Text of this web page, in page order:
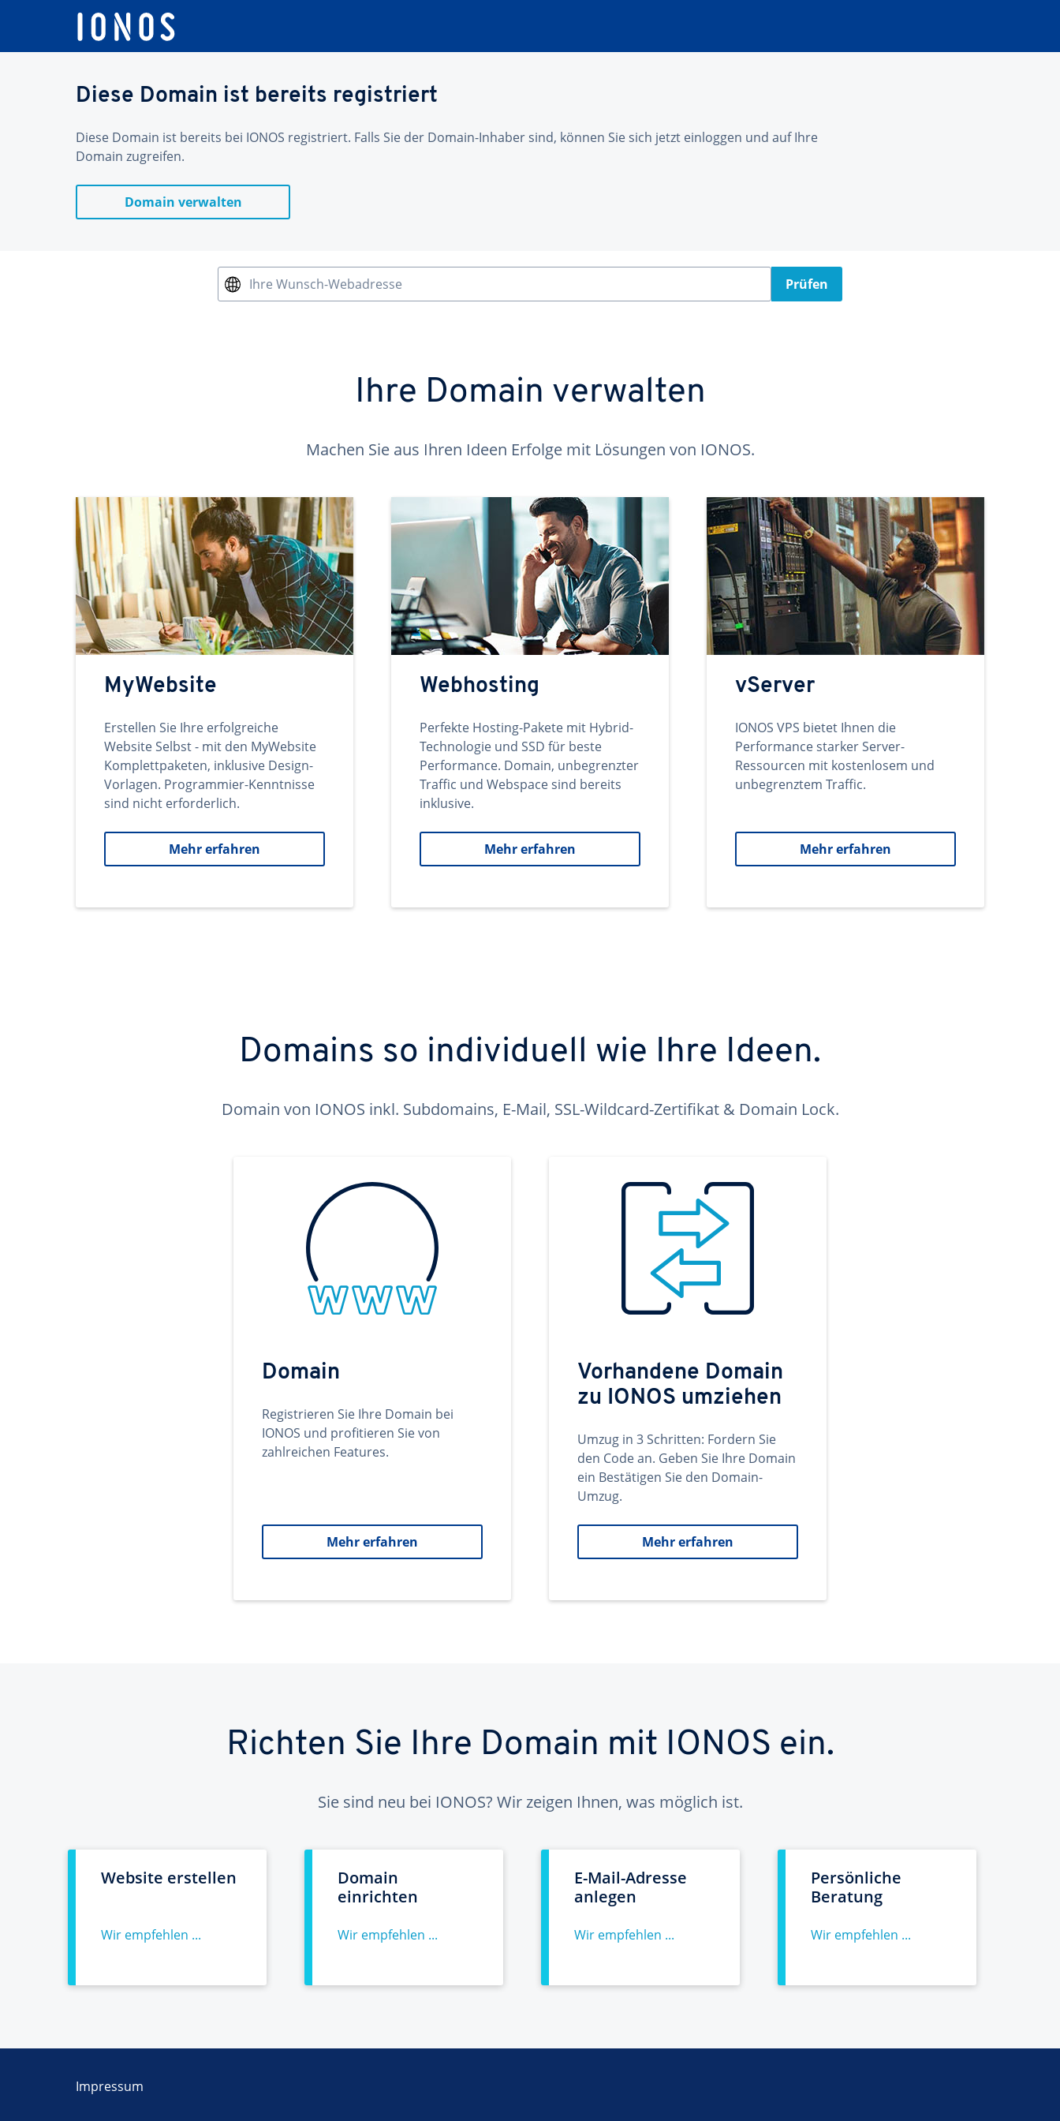
Diese Domain ist bereits registriert
Diese Domain ist bereits bei IONOS registriert. Falls Sie der Domain-Inhaber sind, können Sie sich jetzt einloggen und auf Ihre
Domain zugreifen.
Domain verwalten
Ihre Wunsch-Webadresse Prüfen
Ihre Domain verwalten
Machen Sie aus Ihren Ideen Erfolge mit Lösungen von IONOS.
MyWebsite
Erstellen Sie Ihre erfolgreiche
Website Selbst - mit den MyWebsite
Komplettpaketen, inklusive Design-
Vorlagen. Programmier-Kenntnisse
sind nicht erforderlich.
Mehr erfahren
Webhosting
Perfekte Hosting-Pakete mit Hybrid-
Technologie und SSD für beste
Performance. Domain, unbegrenzter
Traffic und Webspace sind bereits
inklusive.
Mehr erfahren
vServer
IONOS VPS bietet Ihnen die
Performance starker Server-
Ressourcen mit kostenlosem und
unbegrenztem Traffic.
Mehr erfahren
Domains so individuell wie Ihre Ideen.
Domain von IONOS inkl. Subdomains, E-Mail, SSL-Wildcard-Zertifikat & Domain Lock.
Domain
Registrieren Sie Ihre Domain bei
IONOS und profitieren Sie von
zahlreichen Features.
Mehr erfahren
Vorhandene Domain
zu IONOS umziehen
Umzug in 3 Schritten: Fordern Sie
den Code an. Geben Sie Ihre Domain
ein Bestätigen Sie den Domain-
Umzug.
Mehr erfahren
Richten Sie Ihre Domain mit IONOS ein.
Sie sind neu bei IONOS? Wir zeigen Ihnen, was möglich ist.
Website erstellen
Wir empfehlen ...
Domain
einrichten
Wir empfehlen ...
E-Mail-Adresse
anlegen
Wir empfehlen ...
Persönliche
Beratung
Wir empfehlen ...
Impressum